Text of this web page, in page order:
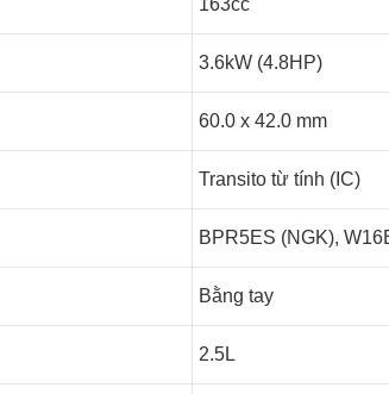
163cc
3.6kW (4.8HP)
60.0 x 42.0 mm
Transito từ tính (IC)
BPR5ES (NGK),
Bằng tay
2.5L